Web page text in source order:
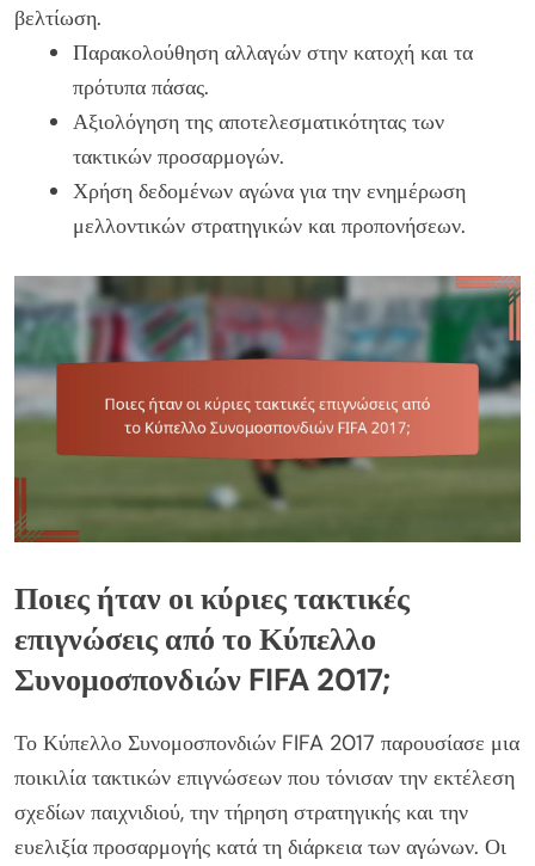
βελτίωση.
Παρακολούθηση αλλαγών στην κατοχή και τα
πρότυπα πάσας.
Αξιολόγηση της αποτελεσματικότητας των
τακτικών προσαρμογών.
Χρήση δεδομένων αγώνα για την ενημέρωση
μελλοντικών στρατηγικών και προπονήσεων.
Ποιες ήταν οι κύριες τακτικές
επιγνώσεις από το Κύπελλο
Συνομοσπονδιών FIFA 2017;
Το Κύπελλο Συνομοσπονδιών FIFA 2017 παρουσίασε μια
ποικιλία τακτικών επιγνώσεων που τόνισαν την εκτέλεση
σχεδίων παιχνιδιού, την τήρηση στρατηγικής και την
ευελιξία προσαρμογής κατά τη διάρκεια των αγώνων. Οι